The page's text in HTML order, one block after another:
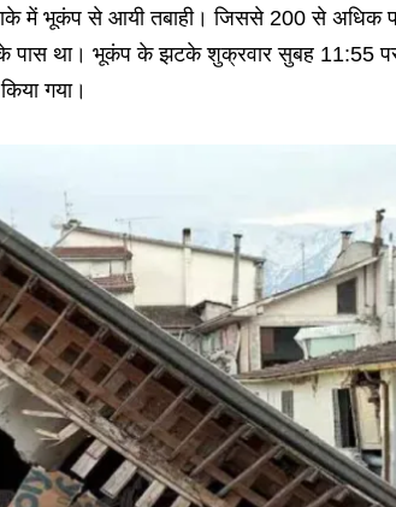
में भूकंप से आयी तबाही। जिससे 200 से अधिक
पास था। भूकंप के झटके शुक्रवार सुबह 11:55
गया।